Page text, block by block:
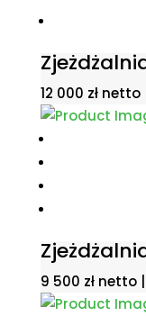
12 000 zł netto |
9 500 zł netto |